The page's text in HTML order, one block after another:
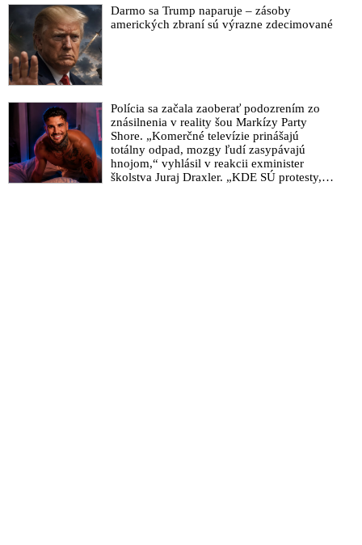
Darmo sa Trump naparuje – zásoby
amerických zbraní sú výrazne zdecimované
Polícia sa začala zaoberať podozrením zo
znásilnenia v reality šou Markízy Party
Shore. „Komerčné televízie prinášajú
totálny odpad, mozgy ľudí zasypávajú
hnojom,“ vyhlásil v reakcii exminister
školstva Juraj Draxler. „KDE SÚ protesty,